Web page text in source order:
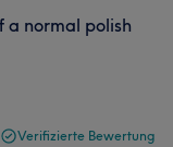
a normal polish
Verifizierte Bewertung